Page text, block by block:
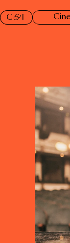
Teatro
C & T